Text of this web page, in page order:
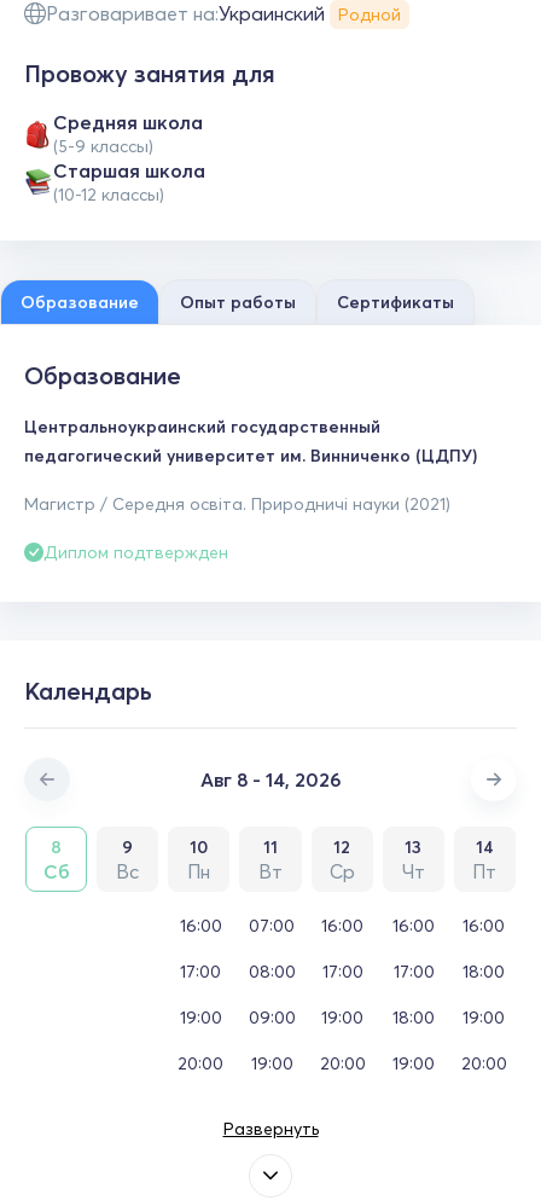
Разговаривает на:Украинский Родной
Провожу занятия для
Средняя школа
(5-9 классы)
Cтаршая школа
(10-12 классы)
Образование Опыт работы Сертификаты
Образование
Центральноукраинский государственный
педагогический университет им. Винниченко (ЦДПУ)
Магистр / Середня освіта. Природничі науки (2021)
Диплом подтвержден
Календарь
Авг 8 - 14, 2026
8
Сб
9
Вс
10
Пн
11
Вт
12
Ср
13
Чт
14
Пт
16:00
17:00
19:00
20:00
07:00
08:00
09:00
19:00
16:00
17:00
19:00
20:00
16:00
17:00
18:00
19:00
16:00
18:00
19:00
20:00
Развернуть